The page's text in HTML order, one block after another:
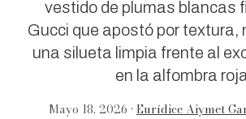
vestido de plumas blancas
Gucci que apostó por textura,
una silueta limpia frente al
en la alfombra
Mayo 18, 2026 • Eurídice Aiymet